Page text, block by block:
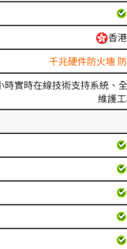
香
千兆硬件防火墻
時實時在線技術支持系統、
維護